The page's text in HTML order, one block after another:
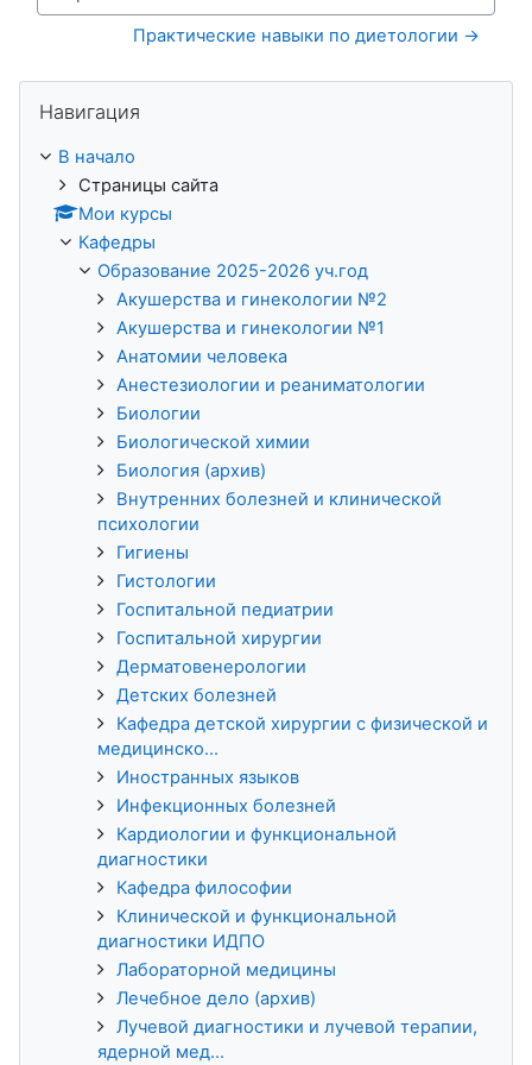
Практические навыки по диетологии →
Навигация
В начало
Страницы сайта
Мои курсы
Кафедры
Образование 2025-2026 уч.год
Акушерства и гинекологии №2
Акушерства и гинекологии №1
Анатомии человека
Анестезиологии и реаниматологии
Биологии
Биологической химии
Биология (архив)
Внутренних болезней и клинической
психологии
Гигиены
Гистологии
Госпитальной педиатрии
Госпитальной хирургии
Дерматовенерологии
Детских болезней
Кафедра детской хирургии с физической и
медицинско...
Иностранных языков
Инфекционных болезней
Кардиологии и функциональной
диагностики
Кафедра философии
Клинической и функциональной
диагностики ИДПО
Лабораторной медицины
Лечебное дело (архив)
Лучевой диагностики и лучевой терапии,
ядерной мед...